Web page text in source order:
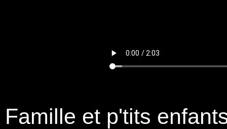
Famille et p'tits